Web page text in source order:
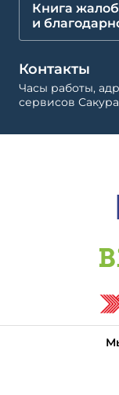
Книга жалоб
и
Контакты
Часы работы,
сервисов